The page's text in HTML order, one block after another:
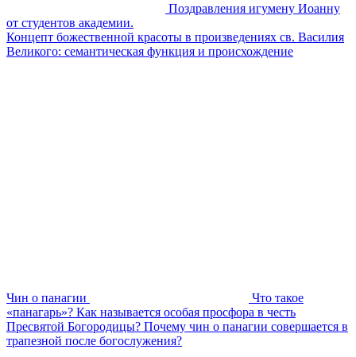
Поздравления игумену Иоанну
от студентов академии.
Концепт божественной красоты в произведениях св. Василия
Великого: семантическая функция и происхождение
Чин о панагии
Что такое
«панагарь»? Как называется особая просфора в честь
Пресвятой Богородицы? Почему чин о панагии совершается в
трапезной после богослужения?